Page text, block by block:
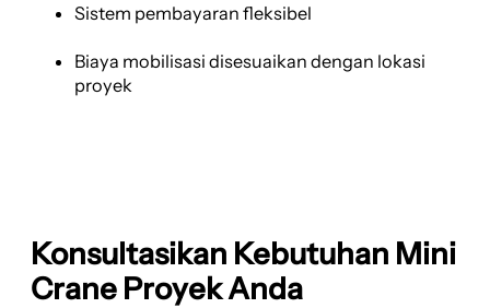
Sistem pembayaran fleksibel
Biaya mobilisasi disesuaikan dengan lokasi
proyek
Konsultasikan Kebutuhan Mini
Crane Proyek Anda